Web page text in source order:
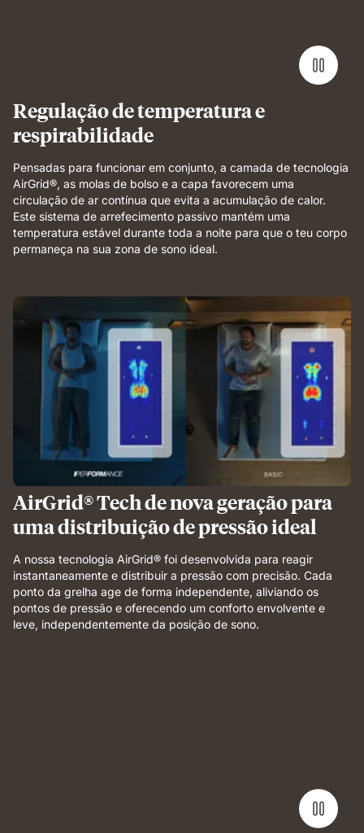
breathable
comfort.
Regulação de temperatura e
respirabilidade
Pensadas para funcionar em conjunto, a camada de tecnologia
AirGrid®, as molas de bolso e a capa favorecem uma
circulação de ar contínua que evita a acumulação de calor.
Este sistema de arrefecimento passivo mantém uma
temperatura estável durante toda a noite para que o teu corpo
permaneça na sua zona de sono ideal.
AirGrid® Tech de nova geração para
uma distribuição de pressão ideal
A nossa tecnologia AirGrid® foi desenvolvida para reagir
instantaneamente e distribuir a pressão com precisão. Cada
ponto da grelha age de forma independente, aliviando os
pontos de pressão e oferecendo um conforto envolvente e
leve, independentemente da posição de sono.